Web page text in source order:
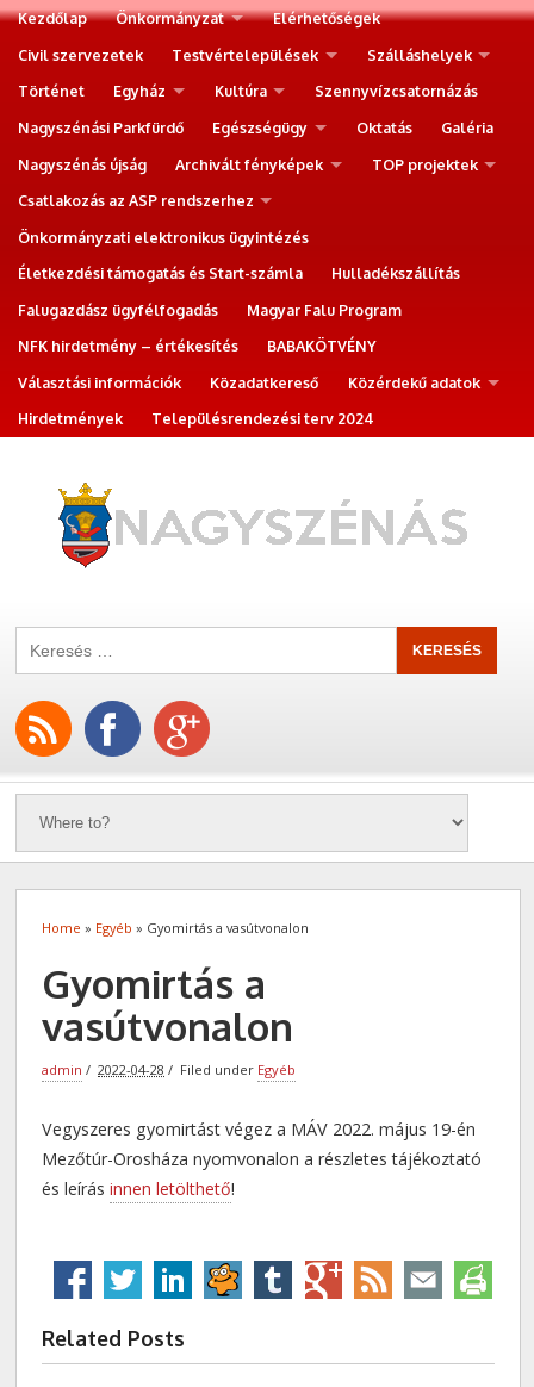
Kezdőlap Önkormányzat
Elérhetőségek
Civil szervezetek
Testvértelepülések
Szálláshelyek
Történet
Egyház Kultúra
Szennyvízcsatornázás
Nagyszénási Parkfürdő
Egészségügy Oktatás
Galéria
Nagyszénás újság
Archivált fényképek
TOP projektek
Csatlakozás az ASP rendszerhez
Önkormányzati elektronikus ügyintézés
Életkezdési támogatás és Start-számla
Hulladékszállítás
Falugazdász ügyfélfogadás
Magyar Falu Program
NFK hirdetmény – értékesítés
BABAKÖTVÉNY
Választási információk
Közadatkereső
Közérdekű adatok
Hirdetmények
Településrendezési terv 2024
Home » Egyéb » Gyomirtás a vasútvonalon
Gyomirtás a
vasútvonalon
admin 2022-04-28 Filed under Egyéb
Vegyszeres gyomirtást végez a MÁV 2022. május 19-én
Mezőtúr-Orosháza nyomvonalon a részletes tájékoztató
és leírásinnen letölthető!
Related Posts